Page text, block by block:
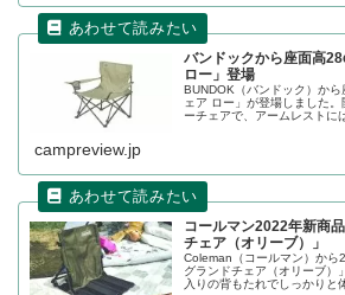
バンドックから座面高
ロー」登場
BUNDOK（バンドック）か
ェア ロー」が登場しました
ーチェアで、アームレストに
campreview.jp
コールマン2022年新商
チェア（オリーブ）」
Coleman（コールマン）から
グランドチェア（オリーブ）
入りの背もたれでしっかりと